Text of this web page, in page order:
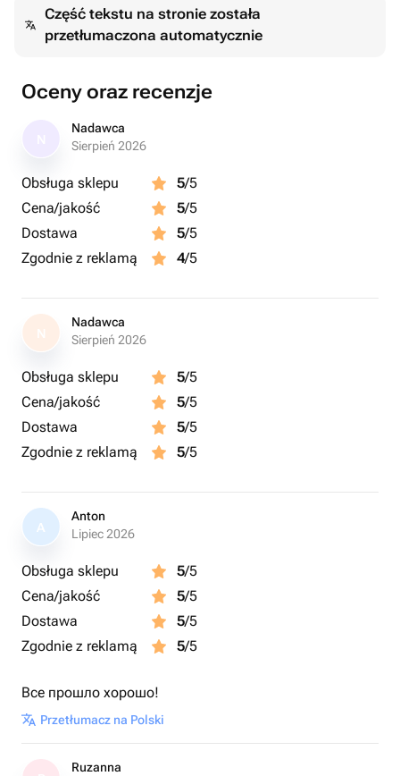
Część tekstu na stronie została
przetłumaczona automatycznie
Oceny oraz recenzje
Nadawca
Sierpień 2026
Obsługa sklepu 5/5
Cena/jakość
5/5
Dostawa
5/5
Zgodnie z reklamą
4/5
N
Nadawca
Sierpień 2026
Obsługa sklepu 5/5
Cena/jakość
5/5
Dostawa
5/5
Zgodnie z reklamą
5/5
A
Anton
Lipiec 2026
Obsługa sklepu 5/5
Cena/jakość
5/5
Dostawa
5/5
Zgodnie z reklamą
5/5
Все прошло хорошо!
Przetłumacz na Polski
Ruzanna